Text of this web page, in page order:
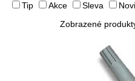
Tip Akce Sleva
Zobrazené